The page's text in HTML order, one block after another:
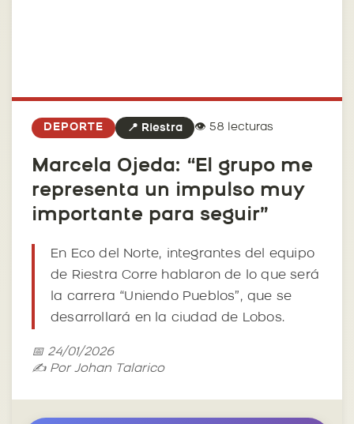
DEPORTE 📍 Riestra 👁️ 58 lecturas
Marcela Ojeda: “El grupo me
representa un impulso muy
importante para seguir”
En Eco del Norte, integrantes del equipo
de Riestra Corre hablaron de lo que será
la carrera “Uniendo Pueblos”, que se
desarrollará en la ciudad de Lobos.
📅 24/01/2026
✍️ Por Johan Talarico